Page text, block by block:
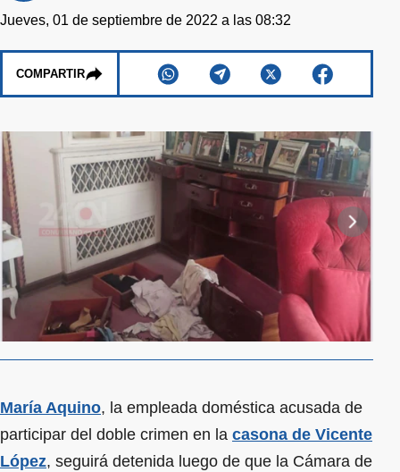
Jueves, 01 de septiembre de 2022 a las 08:32
COMPARTIR
María Aquino, la empleada doméstica acusada de
participar del doble crimen en la casona de Vicente
López, seguirá detenida luego de que la Cámara de